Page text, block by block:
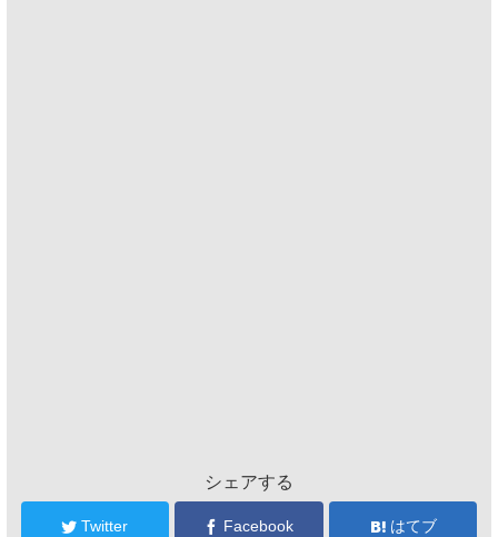
シェアする
Twitter Facebook はてブ